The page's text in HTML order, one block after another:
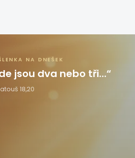
NA DNEŠEK
jsou dva nebo tři…“
18,20